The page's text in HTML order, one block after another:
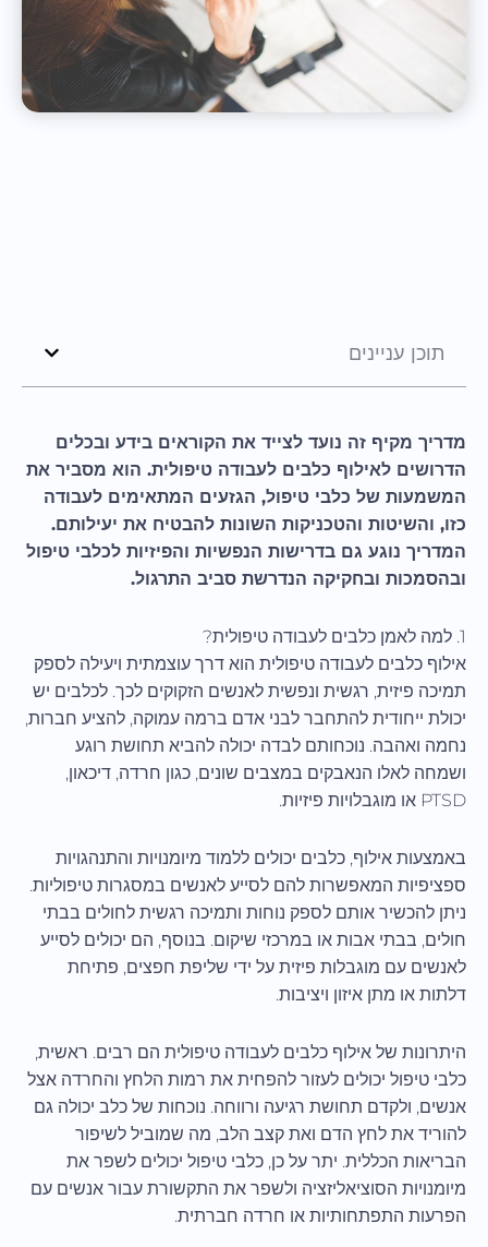
תוכן עניינים
מדריך מקיף זה נועד לצייד את הקוראים בידע ובכלים
הדרושים לאילוף כלבים לעבודה טיפולית. הוא מסביר את
המשמעות של כלבי טיפול, הגזעים המתאימים לעבודה
כזו, והשיטות והטכניקות השונות להבטיח את יעילותם.
המדריך נוגע גם בדרישות הנפשיות והפיזיות לכלבי טיפול
ובהסמכות ובחקיקה הנדרשת סביב התרגול.
1. למה לאמן כלבים לעבודה טיפולית?
אילוף כלבים לעבודה טיפולית הוא דרך עוצמתית ויעילה לספק
תמיכה פיזית, רגשית ונפשית לאנשים הזקוקים לכך. לכלבים יש
יכולת ייחודית להתחבר לבני אדם ברמה עמוקה, להציע חברות,
נחמה ואהבה. נוכחותם לבדה יכולה להביא תחושת רוגע
ושמחה לאלו הנאבקים במצבים שונים, כגון חרדה, דיכאון,
PTSD או מוגבלויות פיזיות.
באמצעות אילוף, כלבים יכולים ללמוד מיומנויות והתנהגויות
ספציפיות המאפשרות להם לסייע לאנשים במסגרות טיפוליות.
ניתן להכשיר אותם לספק נוחות ותמיכה רגשית לחולים בבתי
חולים, בבתי אבות או במרכזי שיקום. בנוסף, הם יכולים לסייע
לאנשים עם מוגבלות פיזית על ידי שליפת חפצים, פתיחת
דלתות או מתן איזון ויציבות.
היתרונות של אילוף כלבים לעבודה טיפולית הם רבים. ראשית,
כלבי טיפול יכולים לעזור להפחית את רמות הלחץ והחרדה אצל
אנשים, ולקדם תחושת רגיעה ורווחה. נוכחות של כלב יכולה גם
להוריד את לחץ הדם ואת קצב הלב, מה שמוביל לשיפור
הבריאות הכללית. יתר על כן, כלבי טיפול יכולים לשפר את
מיומנויות הסוציאליזציה ולשפר את התקשורת עבור אנשים עם
הפרעות התפתחותיות או חרדה חברתית.